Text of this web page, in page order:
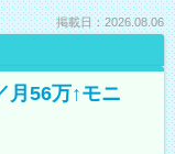
掲載日：2026.08.06
月56万↑モニ